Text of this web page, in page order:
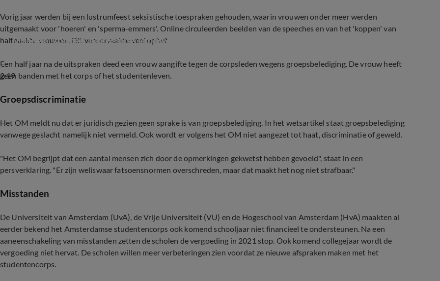
Vorig jaar werden bij een lustrumfeest seksistische toespraken gehouden, waarin vrouwen onder meer werden
uitgemaakt voor 'hoeren' en 'sperma-emmers'. Online circuleerden beelden van de speeches en van het 'koppen' van
halfnaakte vrouwen. Dit veroorzaakte veel ophef.
2:19
Mannen 'koppen' halfnaakte vrouwen in nieuwe video feest studentencorps
Een half jaar na de uitspraken deed een vrouw aangifte tegen de corpsleden wegens groepsbelediging. De vrouw heeft
geen banden met het corps of het studentenleven.
Groepsdiscriminatie
Het OM meldt nu dat er juridisch gezien geen sprake is van groepsbelediging. In het wetsartikel staat groepsbelediging
vanwege geslacht namelijk niet vermeld. Ook wordt er volgens het OM niet aangezet tot haat, discriminatie of geweld.
"Het OM begrijpt dat een aantal mensen zich door de opmerkingen gekwetst hebben gevoeld", staat in een
persverklaring. "Er zijn weliswaar fatsoensnormen overschreden, maar dat maakt het nog niet strafbaar."
Misstanden
De Universiteit van Amsterdam (UvA), de Vrije Universiteit (VU) en de Hogeschool van Amsterdam (HvA) maakten al
eerder bekend het Amsterdamse studentencorps ook komend schooljaar niet financieel te ondersteunen. Na een
aaneenschakeling van misstanden zetten de scholen de vergoeding in 2021 stop. Ook komend collegejaar wordt de
vergoeding niet hervat. De scholen willen meer verbeteringen zien voordat ze nieuwe afspraken maken met het
studentencorps.